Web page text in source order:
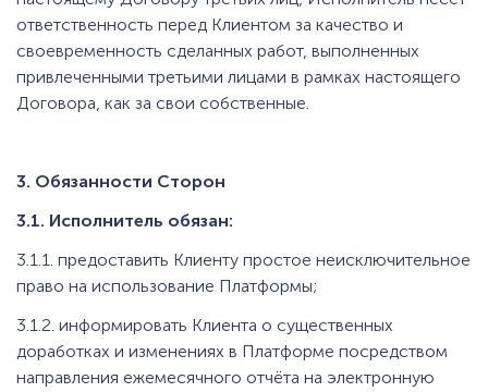
ответственность перед Клиентом за качество и
своевременность сделанных работ, выполненных
привлеченными третьими лицами в рамках настоящего
Договора, как за свои собственные.
3. Обязанности Сторон
3.1. Исполнитель обязан:
3.1.1. предоставить Клиенту простое неисключительное
право на использование Платформы;
3.1.2. информировать Клиента о существенных
доработках и изменениях в Платформе посредством
направления ежемесячного отчёта на электронную